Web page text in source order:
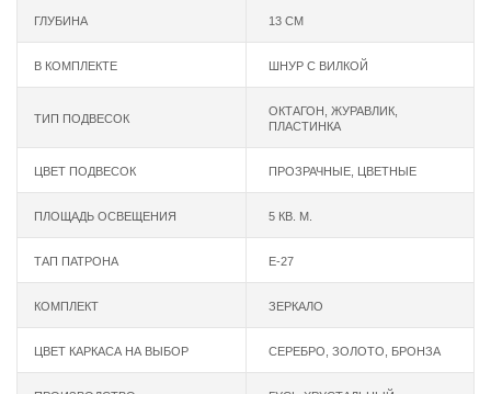
ГЛУБИНА 13 СМ
В КОМПЛЕКТЕ ШНУР С ВИЛКОЙ
ТИП ПОДВЕСОК
ОКТАГОН, ЖУРАВЛИК,
ПЛАСТИНКА
ЦВЕТ ПОДВЕСОК ПРОЗРАЧНЫЕ, ЦВЕТНЫЕ
ПЛОЩАДЬ ОСВЕЩЕНИЯ 5 КВ. М.
ТАП ПАТРОНА Е-27
КОМПЛЕКТ ЗЕРКАЛО
ЦВЕТ КАРКАСА НА ВЫБОР СЕРЕБРО, ЗОЛОТО, БРОНЗА